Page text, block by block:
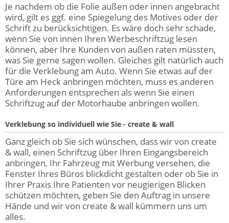
Je nachdem ob die Folie außen oder innen angebracht
wird, gilt es ggf. eine Spiegelung des Motives oder der
Schrift zu berücksichtigen. Es wäre doch sehr schade,
wenn Sie von innen Ihren Werbeschriftzug lesen
können, aber Ihre Kunden von außen raten müssten,
was Sie gerne sagen wollen. Gleiches gilt natürlich auch
für die Verklebung am Auto. Wenn Sie etwas auf der
Türe am Heck anbringen möchten, muss es anderen
Anforderungen entsprechen als wenn Sie einen
Schriftzug auf der Motorhaube anbringen wollen.
Verklebung so individuell wie Sie - create & wall
Ganz gleich ob Sie sich wünschen, dass wir von create
& wall, einen Schriftzug über Ihren Eingangsbereich
anbringen, Ihr Fahrzeug mit Werbung versehen, die
Fenster Ihres Büros blickdicht gestalten oder ob Sie in
Ihrer Praxis Ihre Patienten vor neugierigen Blicken
schützen möchten, geben Sie den Auftrag in unsere
Hände und wir von create & wall kümmern uns um
alles.